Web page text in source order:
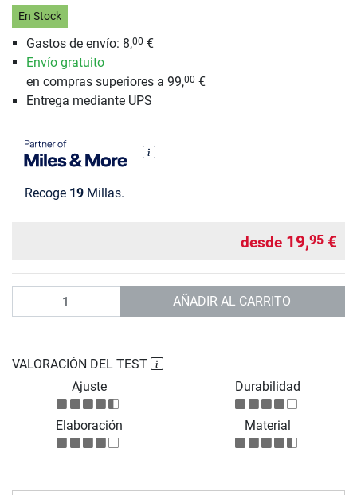
En Stock
Gastos de envío: 8,00 €
Envío gratuito
en compras superiores a 99,00 €
Entrega mediante UPS
Recoge 19 Millas.
desde 19,95 €
AÑADIR AL CARRITO
VALORACIÓN DEL TEST
Ajuste
Durabilidad
Elaboración Material